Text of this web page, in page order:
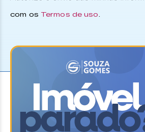
com os Termos de uso.